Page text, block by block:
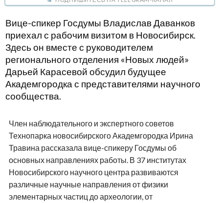
Вице-спикер Госдумы Владислав Даванков
приехал с рабочим визитом в Новосибирск.
Здесь он вместе с руководителем
регионального отделения «Новых людей»
Дарьей Карасевой обсудил будущее
Академгородка с представителями научного
сообщества.
Член наблюдательного и экспертного советов
Технопарка новосибирского Академгородка Ирина
Травина рассказала вице-спикеру Госдумы об
основных направлениях работы. В 37 институтах
Новосибирского научного центра развиваются
различные научные направления от физики
элементарных частиц до археологии, от